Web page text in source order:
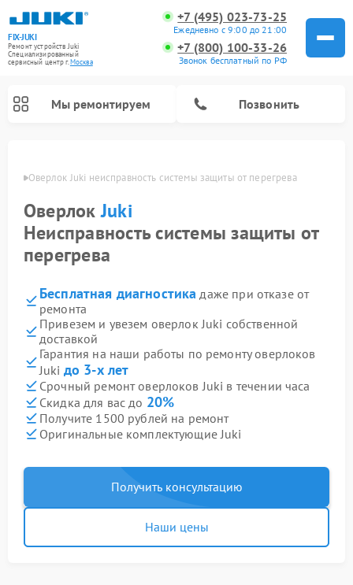
FIX-JUKI
Ремонт устройств Juki
Специализированный
cервисный центр г.Москва
+7 (495) 023-73-25
Ежедневно с 9:00 до 21:00
+7 (800) 100-33-26
Звонок бесплатный по РФ
Мы ремонтируем Позвонить
Оверлок Juki неисправность системы защиты от перегрева
ОверлокJuki
Неисправность системы защиты от
перегрева
Бесплатная диагностика даже при отказе от
ремонта
Привезем и увезем оверлок Juki собственной
доставкой
Гарантия на наши работы по ремонту оверлоков
Juki до 3-х лет
Срочный ремонт оверлоков Juki в течении часа
Скидка для вас до 20%
Получите 1500 рублей на ремонт
Оригинальные комплектующие Juki
Получить консультацию
Наши цены